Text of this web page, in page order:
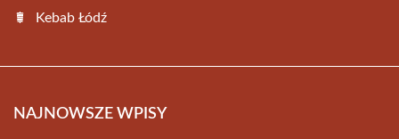
Kebab Łódź
NAJNOWSZE WPISY